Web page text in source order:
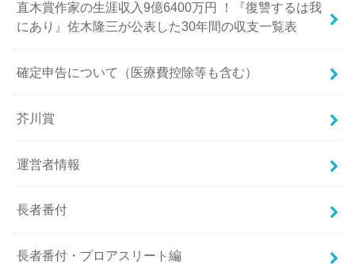
直木賞作家の生涯収入9億6400万円 ！『復讐するは我
にあり』佐木隆三が公表した30年間の収支一覧表
確定申告について（医療費控除等も含む）
芥川賞
運営者情報
長者番付
長者番付・プロアスリート編